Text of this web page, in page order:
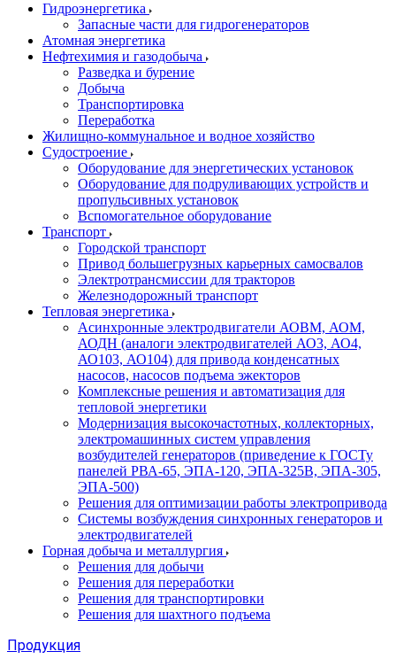
Гидроэнергетика
Запасные части для гидрогенераторов
Атомная энергетика
Нефтехимия и газодобыча
Разведка и бурение
Добыча
Транспортировка
Переработка
Жилищно-коммунальное и водное хозяйство
Судостроение
Оборудование для энергетических установок
Оборудование для подруливающих устройств и
пропульсивных установок
Вспомогательное оборудование
Транспорт
Городской транспорт
Привод большегрузных карьерных самосвалов
Электротрансмиссии для тракторов
Железнодорожный транспорт
Тепловая энергетика
Асинхронные электродвигатели АОВМ, АОМ,
АОДН (аналоги электродвигателей АО3, АО4,
АО103, АО104) для привода конденсатных
насосов, насосов подъема эжекторов
Комплексные решения и автоматизация для
тепловой энергетики
Модернизация высокочастотных, коллекторных,
электромашинных систем управления
возбудителей генераторов (приведение к ГОСТу
панелей РВА-65, ЭПА-120, ЭПА-325В, ЭПА-305,
ЭПА-500)
Решения для оптимизации работы электропривода
Системы возбуждения синхронных генераторов и
электродвигателей
Горная добыча и металлургия
Решения для добычи
Решения для переработки
Решения для транспортировки
Решения для шахтного подъема
Продукция